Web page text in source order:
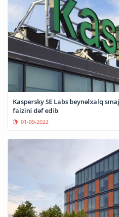
Kaspersky SE Labs beynəlxalq
faizini dəf edib
01-09-2022